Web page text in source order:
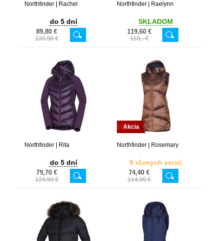
Northfinder | Rachel
do 5 dní
89,80 €
139,90 €
Northfinder | Raelynn
SKLADOM
119,60 €
159,- €
Northfinder | Rita
do 5 dní
79,70 €
124,90 €
Akcia
Northfinder | Rosemary
9 rôznych verzií
74,40 €
114,90 €